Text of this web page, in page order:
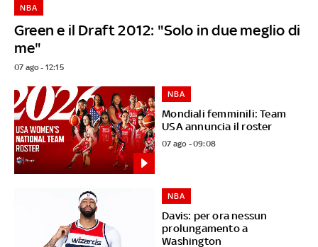
Green e il Draft 2012: "Solo in due meglio di
me"
NBA
07 ago - 12:15
Mondiali femminili: Team
USA annuncia il roster
NBA
07 ago - 09:08
Davis: per ora nessun
prolungamento a
Washington
NBA